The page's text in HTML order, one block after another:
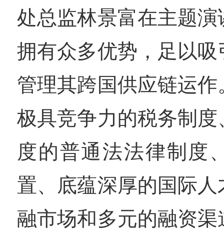
处总监林景富在主题
拥有众多优势，足以
管理其跨国供应链运
极具竞争力的税务制
度的普通法法律制度
置、底蕴深厚的国际
融市场和多元的融资